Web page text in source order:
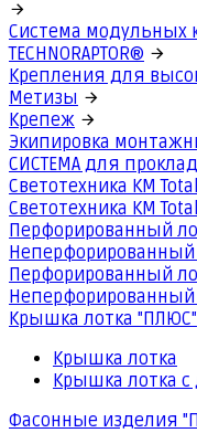
Система модульных
TECHNORAPTOR®
Крепления для
Метизы
Крепеж
Экипировка
СИСТЕМА для
Светотехника КМ
Светотехника КМ
Перфорированный
Перфорированный
Крышка лотка "ПЛЮС"
Крышка лотка
Крышка лотка
Фасонные изделия